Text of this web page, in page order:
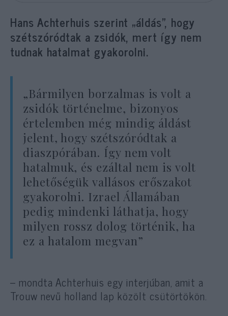
Hans Achterhuis szerint „áldás”, hogy
szétszóródtak a zsidók, mert így nem
tudnak hatalmat gyakorolni.
„Bármilyen borzalmas is volt a
zsidók történelme, bizonyos
értelemben még mindig áldást
jelent, hogy szétszóródtak a
diaszpórában. Így nem volt
hatalmuk, és ezáltal nem is volt
lehetőségük vallásos erőszakot
gyakorolni. Izrael Államában
pedig mindenki láthatja, hogy
milyen rossz dolog történik, ha
ez a hatalom megvan”
– mondta Achterhuis egy interjúban, amit a
Trouw nevű holland lap közölt csütörtökön.